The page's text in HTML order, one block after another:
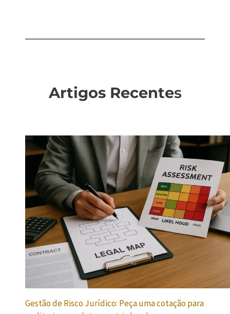
Artigos Recentes
Gestão de Risco Jurídico: Peça uma cotação para